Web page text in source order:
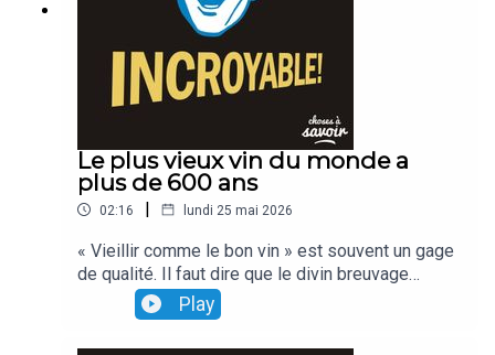
Le plus vieux vin du monde a
plus de 600 ans
02:16 | lundi 25 mai 2026
« Vieillir comme le bon vin » est souvent un gage
de qualité. Il faut dire que le divin breuvage
remonte parfois à Mathusalem... ou presque Celui
des hospices de Strasbourg, par exemple... a
près de 600 ans d'âge...
Play